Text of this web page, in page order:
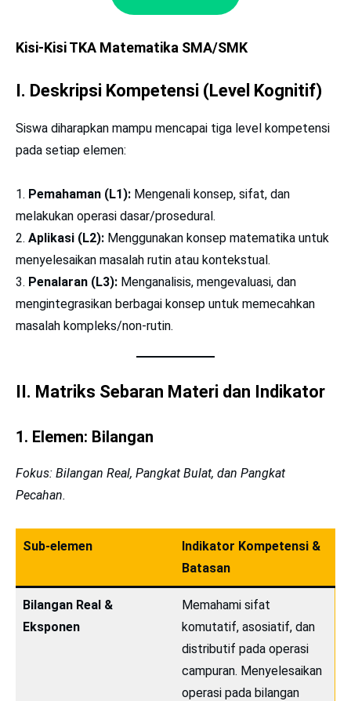
Kisi-Kisi TKA Matematika SMA/SMK
I. Deskripsi Kompetensi (Level Kognitif)
Siswa diharapkan mampu mencapai tiga level kompetensi
pada setiap elemen:
Pemahaman (L1): Mengenali konsep, sifat, dan
melakukan operasi dasar/prosedural.
Aplikasi (L2): Menggunakan konsep matematika untuk
menyelesaikan masalah rutin atau kontekstual.
Penalaran (L3): Menganalisis, mengevaluasi, dan
mengintegrasikan berbagai konsep untuk memecahkan
masalah kompleks/non-rutin.
II. Matriks Sebaran Materi dan Indikator
1. Elemen: Bilangan
Fokus: Bilangan Real, Pangkat Bulat, dan Pangkat
Pecahan.
Sub-elemen
Indikator Kompetensi &
Batasan
Bilangan Real &
Eksponen
Memahami sifat
komutatif, asosiatif, dan
distributif pada operasi
campuran. Menyelesaikan
operasi pada bilangan